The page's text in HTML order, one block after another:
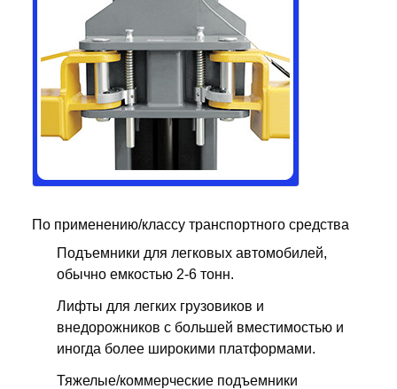
По применению/классу транспортного средства
Подъемники для легковых автомобилей,
обычно емкостью 2-6 тонн.
Лифты для легких грузовиков и
внедорожников с большей вместимостью и
иногда более широкими платформами.
Тяжелые/коммерческие подъемники ️